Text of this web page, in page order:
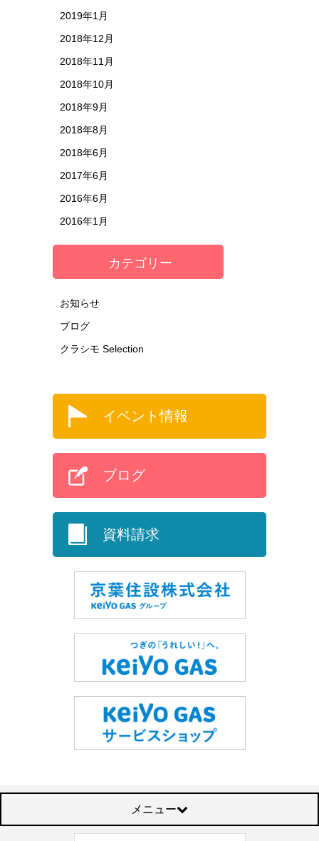
2019年1月
2018年12月
2018年11月
2018年10月
2018年9月
2018年8月
2018年6月
2017年6月
2016年6月
2016年1月
カテゴリー
お知らせ
ブログ
クラシモ Selection
イベント情報
ブログ
資料請求
メニュー